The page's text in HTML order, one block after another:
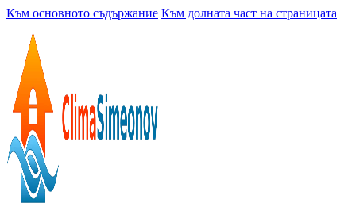
Към основното съдържание Към долната част на страницата